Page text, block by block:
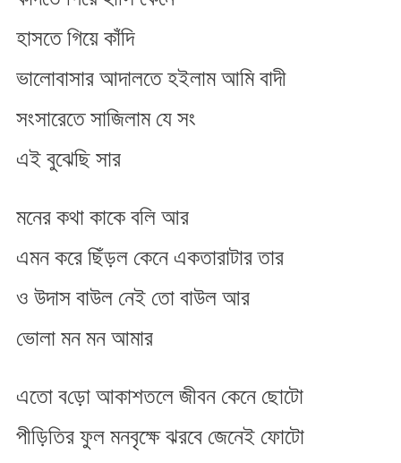
হাসতে গিয়ে কাঁদি
ভালোবাসার আদালতে হইলাম আমি বাদী
সংসারেতে সাজিলাম যে সং
এই বুঝেছি সার
মনের কথা কাকে বলি আর
এমন করে ছিঁড়ল কেনে একতারাটার তার
ও উদাস বাউল নেই তো বাউল আর
ভোলা মন​ মন​ আমার​
এতো ব​ড়ো আকাশতলে জীবন কেনে ছোটো
পীড়িতির ফুল মনবৃক্ষে ঝরবে জেনেই ফোটো